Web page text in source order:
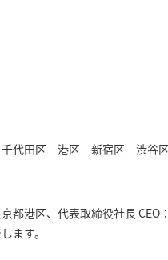
田区 港区 新宿区 渋谷区
都港区、代表取締役社長 CEO
ます。